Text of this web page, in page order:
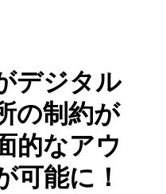
デジタル
の制約が
的なアウ
可能に！